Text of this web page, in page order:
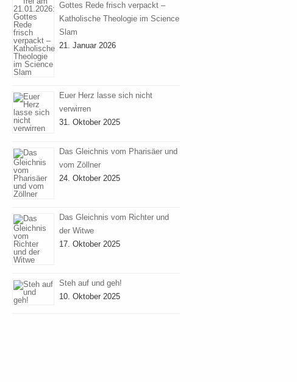
Gottes Rede frisch verpackt –
Katholische Theologie im Science
Slam
21. Januar 2026
Euer Herz lasse sich nicht
verwirren
31. Oktober 2025
Das Gleichnis vom Pharisäer und
vom Zöllner
24. Oktober 2025
Das Gleichnis vom Richter und
der Witwe
17. Oktober 2025
Steh auf und geh!
10. Oktober 2025